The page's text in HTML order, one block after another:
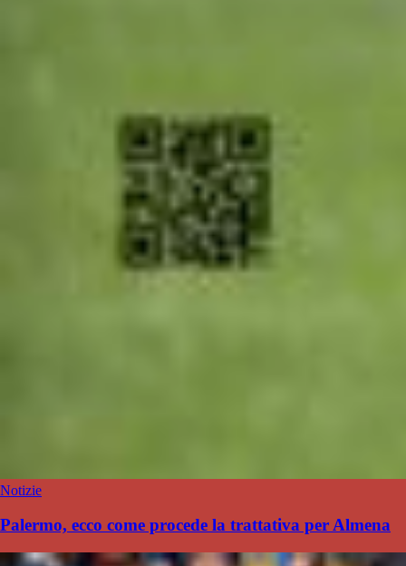
Notizie
Palermo, ecco come procede la trattativa per Almena